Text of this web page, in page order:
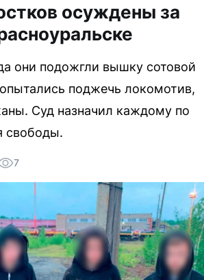
осуждены за
они подожгли вышку сотовой
поджечь локомотив,
Суд назначил каждому по
свободы.
7